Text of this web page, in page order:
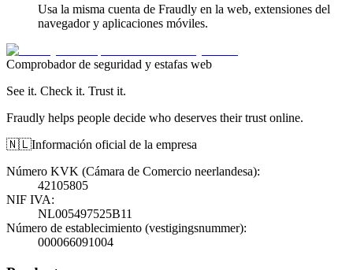
Usa la misma cuenta de Fraudly en la web, extensiones del
navegador y aplicaciones móviles.
Comprobador de seguridad y estafas web
See it. Check it. Trust it.
Fraudly helps people decide who deserves their trust online.
🇳🇱Información oficial de la empresa
Número KVK (Cámara de Comercio neerlandesa):
42105805
NIF IVA:
NL005497525B11
Número de establecimiento (vestigingsnummer):
000066091004